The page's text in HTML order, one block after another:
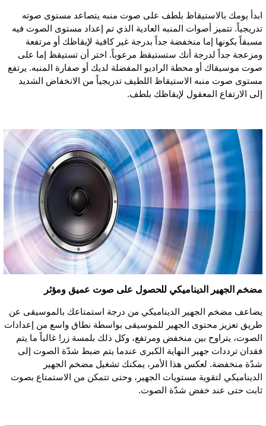
ابدأ يومك بالاستيقاظ بلطف على صوت منبه يتصاعد مستوى صوته
تدريجياً. تتميز أصوات المنبه العادية الذي تم إعداد مستوى الصوت فيه
مسبقاً بكونها إما منخفضة جداً بدرجة غير كافية لإيقاظك أو مرتفعة
ومزعجة جداً لدرجة أنك ستستيقظ مرعوباً. اختر أن تستيقظ إما على
صوت موسيقاك أو محطة الراديو المفضلة لديك أو صفارة المنبه. يرتفع
مستوى صوت منبه الاستيقاظ اللطيف تدريجياً من الانخفاض الشديد
إلى الارتفاع المعقول لإيقاظك بلطف.
مضخم الجهير الديناميكي للحصول على صوت عميق ومؤثر
يضاعف مضخم الجهير الديناميكي من درجة استمتاعك بالموسيقى عن
طريق تعزيز محتوى الجهير للموسيقى بواسطة نطاق واسع من إعدادات
الصوت، يتراوح بين منخفض ومرتفع، وكل ذلك بلمسة زر! غالباً ما يتم
فقدان ترددات جهير النهاية الكبرى عندما يتم ضبط شدّة الصوت إلى
شدّة منخفضة. لعكس هذا الأمر، يمكنك تشغيل مضخم الجهير
الديناميكي لتقوية مستويات الجهير، وحتى تتمكن من الاستمتاع بصوت
ثابت حتى عند خفض شدّة الصوت.